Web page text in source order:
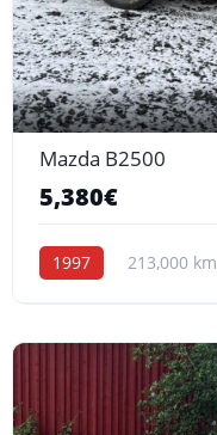
Mazda B2500
5,380€
1997 213,000 km